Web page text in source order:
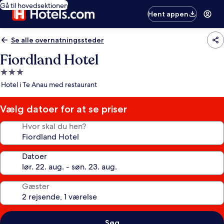
Gå til hovedsektionen
Hent appen
Se alle overnatningssteder
Fiordland Hotel
3.0-
stjernet
Hotel i Te Anau med restaurant
Vælg datoer for at se priser
Hvor skal du hen?
Datoer
Gæster